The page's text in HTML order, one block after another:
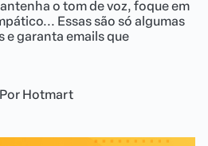
o tom de voz, foque em
Essas são só algumas
e garanta emails que
Por Hotmart